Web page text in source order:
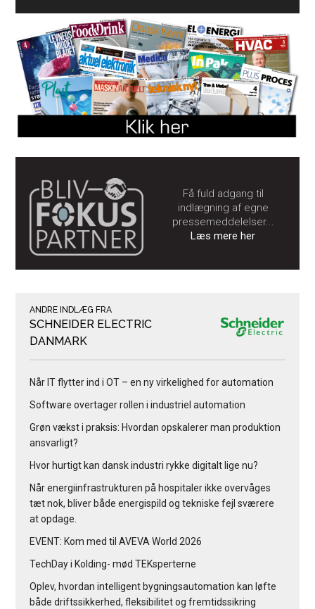
Få fuld adgang til
indlægning af egne
pressemeddelelser...
Læs mere her
ANDRE INDLÆG FRA
SCHNEIDER ELECTRIC
DANMARK
Når IT flytter ind i OT – en ny virkelighed for automation
Software overtager rollen i industriel automation
Grøn vækst i praksis: Hvordan opskalerer man produktion
ansvarligt?
Hvor hurtigt kan dansk industri rykke digitalt lige nu?
Når energiinfrastrukturen på hospitaler ikke overvåges
tæt nok, bliver både energispild og tekniske fejl sværere
at opdage.
EVENT: Kom med til AVEVA World 2026
TechDay i Kolding- mød TEKsperterne
Oplev, hvordan intelligent bygningsautomation kan løfte
både driftssikkerhed, fleksibilitet og fremtidssikring